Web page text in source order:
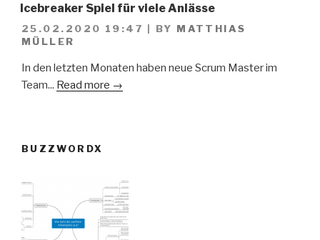
Icebreaker Spiel für viele Anlässe
25.02.2020 19:47 | BY MATTHIAS
MÜLLER
In den letzten Monaten haben neue Scrum Master im
Team... Read more →
BUZZWORDX